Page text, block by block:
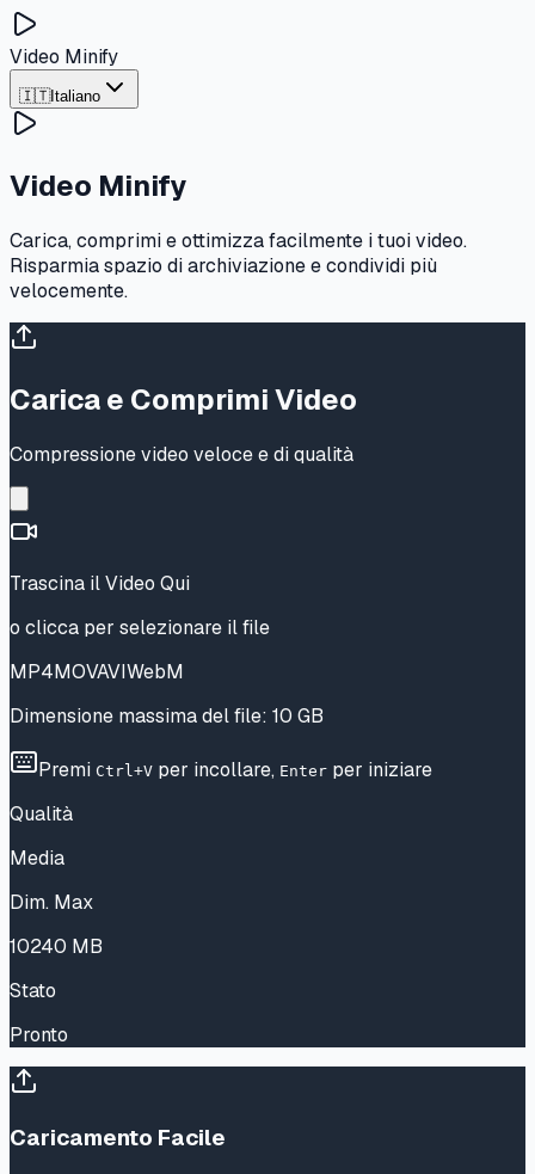
Video Minify
🇮🇹Italiano
Video Minify
Carica, comprimi e ottimizza facilmente i tuoi video.
Risparmia spazio di archiviazione e condividi più
velocemente.
Carica e Comprimi Video
Compressione video veloce e di qualità
Trascina il Video Qui
o clicca per selezionare il file
MP4MOVAVIWebM
Dimensione massima del file: 10 GB
Premi Ctrl+V per incollare, Enter per iniziare
Qualità
Media
Dim. Max
10240 MB
Stato
Pronto
Caricamento Facile